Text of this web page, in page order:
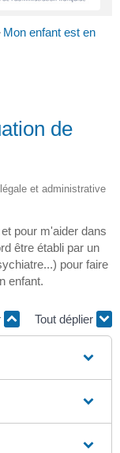
Mon enfant est en
de
et administrative
pour m'aider dans
être établi par un
pour faire
enfant.
Tout déplier